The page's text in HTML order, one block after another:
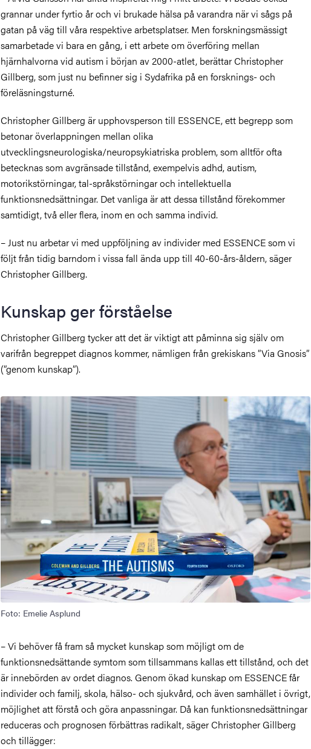
grannar under fyrtio år och vi brukade hälsa på varandra när vi sågs på
gatan på väg till våra respektive arbetsplatser. Men forskningsmässigt
samarbetade vi bara en gång, i ett arbete om överföring mellan
hjärnhalvorna vid autism i början av 2000-atlet, berättar Christopher
Gillberg, som just nu befinner sig i Sydafrika på en forsknings- och
föreläsningsturné.
Christopher Gillberg är upphovsperson till ESSENCE, ett begrepp som
betonar överlappningen mellan olika
utvecklingsneurologiska/neuropsykiatriska problem, som alltför ofta
betecknas som avgränsade tillstånd, exempelvis adhd, autism,
motorikstörningar, tal-språkstörningar och intellektuella
funktionsnedsättningar. Det vanliga är att dessa tillstånd förekommer
samtidigt, två eller flera, inom en och samma individ.
– Just nu arbetar vi med uppföljning av individer med ESSENCE som vi
följt från tidig barndom i vissa fall ända upp till 40-60-års-åldern, säger
Christopher Gillberg.
Kunskap ger förståelse
Christopher Gillberg tycker att det är viktigt att påminna sig själv om
varifrån begreppet diagnos kommer, nämligen från grekiskans ”Via Gnosis”
(”genom kunskap”).
Foto: Emelie Asplund
– Vi behöver få fram så mycket kunskap som möjligt om de
funktionsnedsättande symtom som tillsammans kallas ett tillstånd, och det
är innebörden av ordet diagnos. Genom ökad kunskap om ESSENCE får
individer och familj, skola, hälso- och sjukvård, och även samhället i övrigt,
möjlighet att förstå och göra anpassningar. Då kan funktionsnedsättningar
reduceras och prognosen förbättras radikalt, säger Christopher Gillberg
och tillägger: